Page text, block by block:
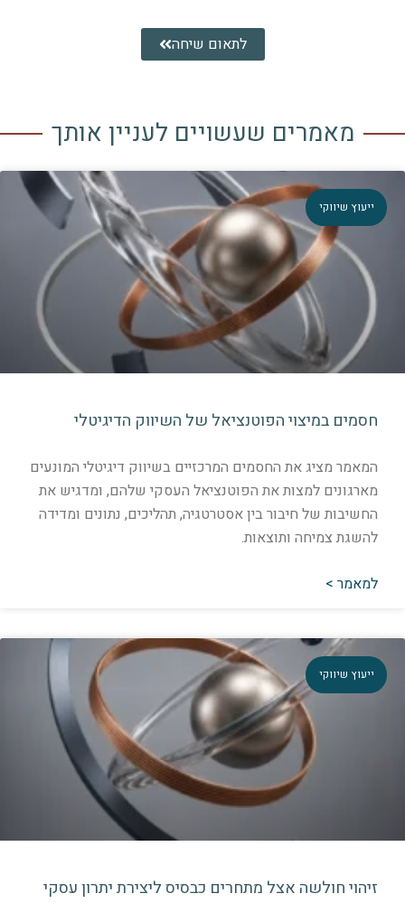
לתאום שיחה
מאמרים שעשויים לעניין אותך
שיווקי
במיצוי הפוטנציאל של השיווק הדיגיטלי
מציג את החסמים המרכזיים בשיווק דיגיטלי המונעים
למצות את הפוטנציאל העסקי שלהם, ומדגיש את
של חיבור בין אסטרטגיה, תהליכים, נתונים ומדידה
צמיחה ותוצאות.
>
שיווקי
חולשה אצל מתחרים כבסיס ליצירת יתרון עסקי